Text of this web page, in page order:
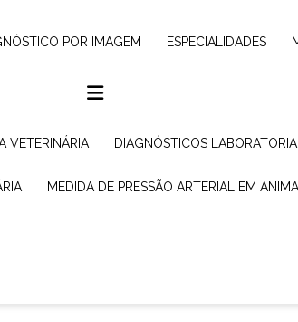
POR IMAGEM ESPECIALIDADES
VETERINÁRIA DIAGNÓSTICOS
MEDIDA DE PRESSÃO ARTERIAL EM